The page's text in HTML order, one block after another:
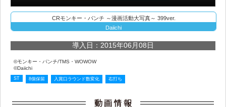
CRモンキー・パンチ ～漫画活動大写真～ 399ver.
Daiichi
導入日：2015年06月08日
©モンキー・パンチ/TMS・WOWOW
©Daiichi
ST 8個保留 入賞口ラウンド数変化 右打ち